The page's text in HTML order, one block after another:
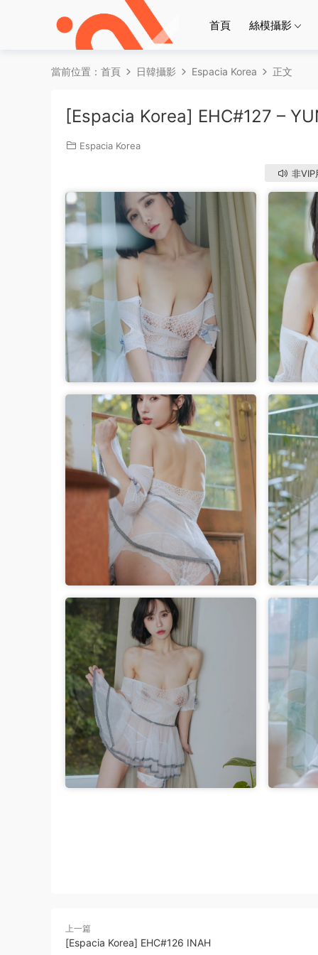
首頁 絲模攝影
當前位置： 首頁 日韓攝影 Espacia Korea 正文
[Espacia Korea] EHC#127 –
Espacia Korea
非
上一篇
[Espacia Korea] EHC#126 INAH